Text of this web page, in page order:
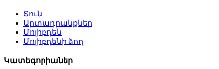
Տուն
Արտադրանքներ
Մոլիբդեն
Մոլիբդենի ձող
Կատեգորիաներ